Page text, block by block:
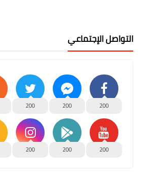
التواصل الإجتماعي
200
200
200
200
200
200